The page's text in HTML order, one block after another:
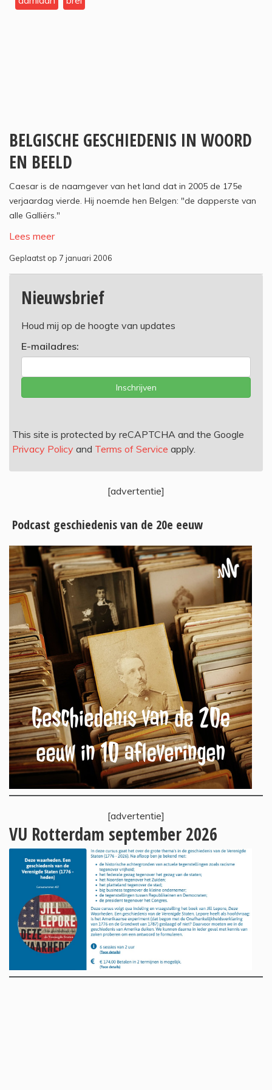
BELGISCHE GESCHIEDENIS IN WOORD
EN BEELD
Caesar is de naamgever van het land dat in 2005 de 175e
verjaardag vierde. Hij noemde hen Belgen: "de dapperste van
alle Galliërs."
Lees meer
Geplaatst op 7 januari 2006
Nieuwsbrief
Houd mij op de hoogte van updates
E-mailadres:
Inschrijven
This site is protected by reCAPTCHA and the Google
Privacy Policy and Terms of Service apply.
[advertentie]
Podcast geschiedenis van de 20e eeuw
[advertentie]
VU Rotterdam september 2026